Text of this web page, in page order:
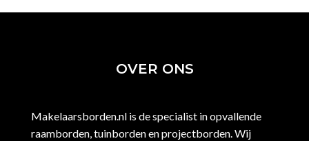
OVER ONS
Makelaarsborden.nl is de specialist in opvallende
raamborden, tuinborden en projectborden. Wij